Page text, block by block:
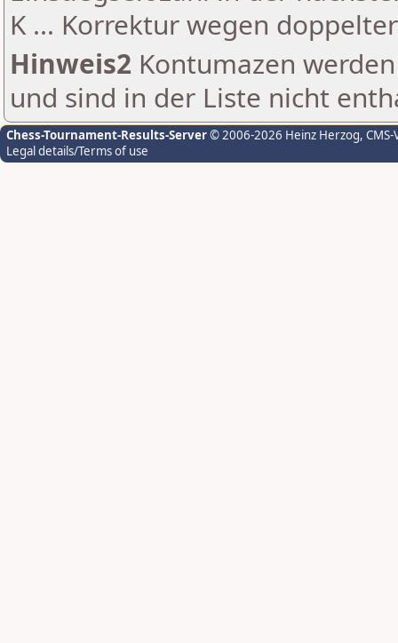
K ... Korrektur wegen
Hinweis2 Kontumazen
und sind in der Liste nicht
Chess-Tournament-Results-Server© 2006-2026 Heinz Herzog,
Legal details/Terms of use